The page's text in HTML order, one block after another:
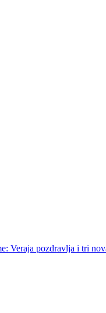
Veraja pozdravlja i tri